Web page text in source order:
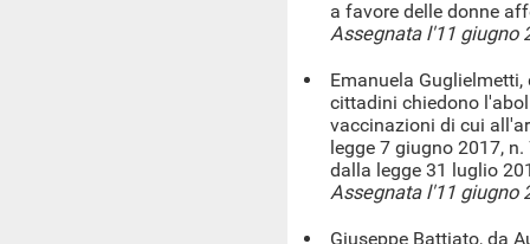
a favore delle donne
Assegnata l'11 giugno
Emanuela
cittadini chiedono
vaccinazioni di cui
legge 7 giugno 2017,
dalla legge 31 luglio
Assegnata l'11 giugno
Giuseppe Battiato, da